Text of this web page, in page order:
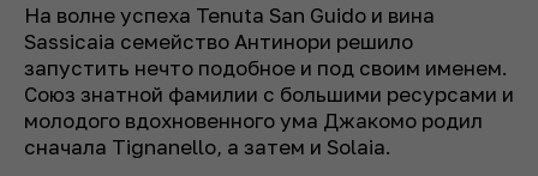
На волне успеха Tenuta San Guido и вина
Sassicaia семейство Антинори решило
запустить нечто подобное и под своим именем.
Союз знатной фамилии с большими ресурсами и
молодого вдохновенного ума Джакомо родил
сначала Tignanello, а затем и Solaia.